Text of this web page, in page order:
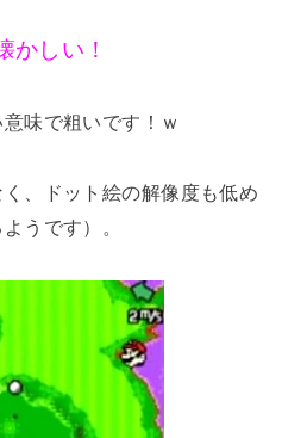
かしい！
味で粗いです！ｗ
、ドット絵の解像度も低め
うです）。